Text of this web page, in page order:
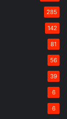
285
142
81
56
39
6
6